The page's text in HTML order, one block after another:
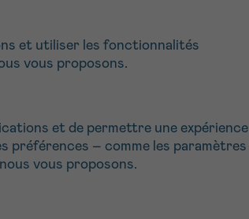
et utiliser les fonctionnalités
vous proposons.
et de permettre une expérience
préférences – comme les paramètres
vous proposons.